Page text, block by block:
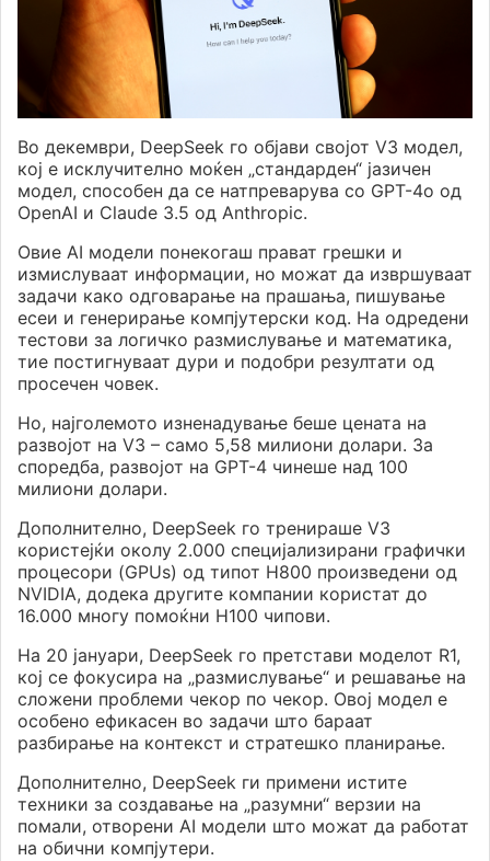
Во декември, DeepSeek го објави својот V3 модел,
кој е исклучително моќен „стандарден“ јазичен
модел, способен да се натпреварува со GPT-4o од
OpenAI и Claude 3.5 од Anthropic.
Овие AI модели понекогаш прават грешки и
измислуваат информации, но можат да извршуваат
задачи како одговарање на прашања, пишување
есеи и генерирање компјутерски код. На одредени
тестови за логичко размислување и математика,
тие постигнуваат дури и подобри резултати од
просечен човек.
Но, најголемото изненадување беше цената на
развојот на V3 – само 5,58 милиони долари. За
споредба, развојот на GPT-4 чинеше над 100
милиони долари.
Дополнително, DeepSeek го тренираше V3
користејќи околу 2.000 специјализирани графички
процесори (GPUs) од типот H800 произведени од
NVIDIA, додека другите компании користат до
16.000 многу помоќни H100 чипови.
На 20 јануари, DeepSeek го претстави моделот R1,
кој се фокусира на „размислување“ и решавање на
сложени проблеми чекор по чекор. Овој модел е
особено ефикасен во задачи што бараат
разбирање на контекст и стратешко планирање.
Дополнително, DeepSeek ги примени истите
техники за создавање на „разумни“ верзии на
помали, отворени AI модели што можат да работат
на обични компјутери.